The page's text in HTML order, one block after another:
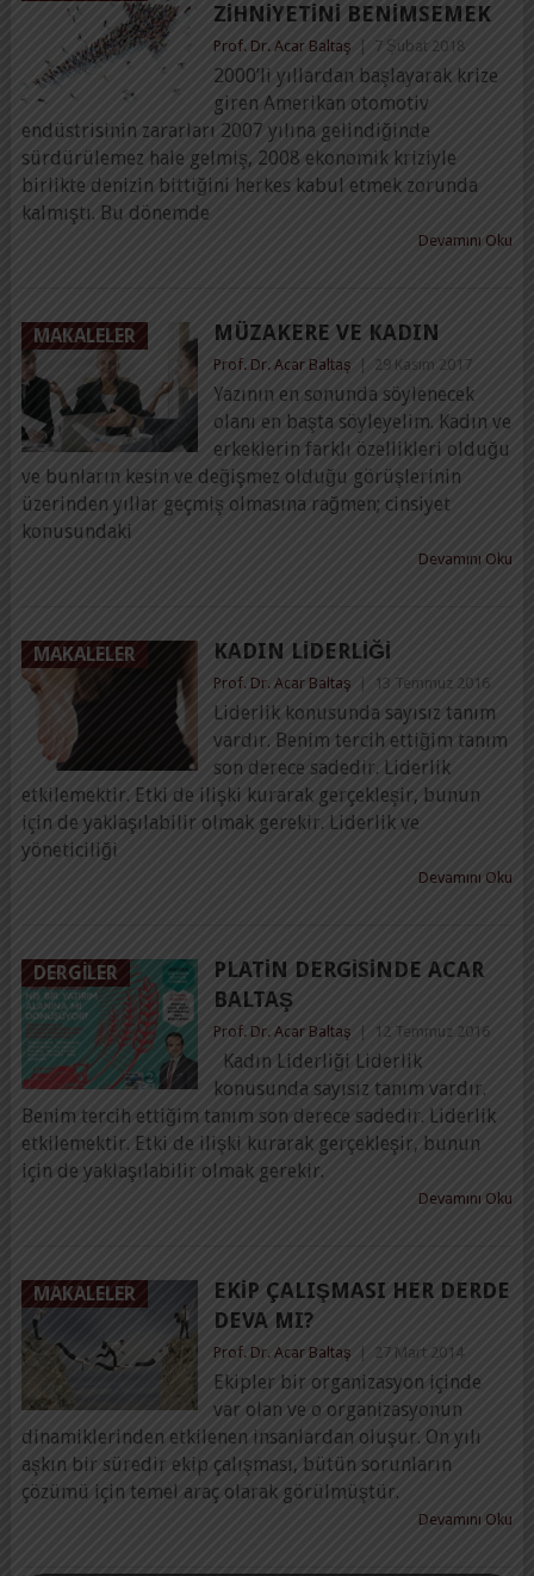
ZIHNIYETINI BENIMSEMEK
Prof. Dr. Acar Baltaş 7 Şubat 2018
2000’li yıllardan başlayarak krize
giren Amerikan otomotiv
endüstrisinin zararları 2007 yılına gelindiğinde
sürdürülemez hale gelmiş, 2008 ekonomik kriziyle
birlikte denizin bittiğini herkes kabul etmek zorunda
kalmıştı. Bu dönemde
Devamını Oku
MAKALELER MÜZAKERE VE KADIN
Prof. Dr. Acar Baltaş 29 Kasım 2017
Yazının en sonunda söylenecek
olanı en başta söyleyelim. Kadın ve
erkeklerin farklı özellikleri olduğu
ve bunların kesin ve değişmez olduğu görüşlerinin
üzerinden yıllar geçmiş olmasına rağmen; cinsiyet
konusundaki
Devamını Oku
MAKALELER KADIN LIDERLIĞI
Prof. Dr. Acar Baltaş 13 Temmuz 2016
Liderlik konusunda sayısız tanım
vardır. Benim tercih ettiğim tanım
son derece sadedir. Liderlik
etkilemektir. Etki de ilişki kurarak gerçekleşir, bunun
için de yaklaşılabilir olmak gerekir. Liderlik ve
yöneticiliği
Devamını Oku
DERGILER
PLATIN DERGISINDE ACAR
BALTAŞ
Prof. Dr. Acar Baltaş 12 Temmuz 2016
Kadın Liderliği Liderlik
konusunda sayısız tanım vardır.
Benim tercih ettiğim tanım son derece sadedir. Liderlik
etkilemektir. Etki de ilişki kurarak gerçekleşir, bunun
için de yaklaşılabilir olmak gerekir.
Devamını Oku
MAKALELER
EKIP ÇALIŞMASI HER DERDE
DEVA MI?
Prof. Dr. Acar Baltaş 27 Mart 2014
Ekipler bir organizasyon içinde
var olan ve o organizasyonun
dinamiklerinden etkilenen insanlardan oluşur. On yılı
aşkın bir süredir ekip çalışması, bütün sorunların
çözümü için temel araç olarak görülmüştür.
Devamını Oku